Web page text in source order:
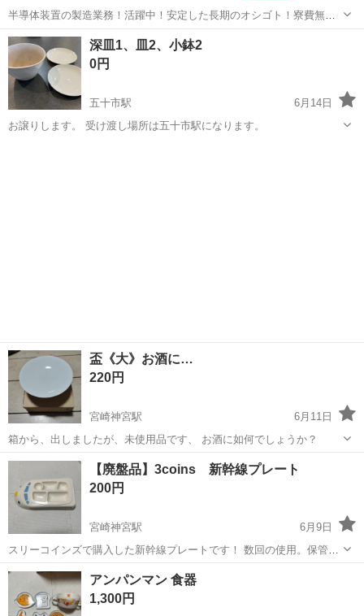
半導体装置の製造業務！活躍中！安定した長期のオシゴト！寮費無料
★赴任旅費会社負担◎20代～40代の男性活躍中★未経験活躍中！高時
給1,500円！《大分県中津市》 人気の工場のお仕事 ◇半導体装置内部
のシート製造◇ ＊クリー...
大分 中津市 東中津駅 その他
深皿1、皿2、小鉢2
0円
五十市駅
6月14日
お譲りします。 受け渡し場所は五十市駅になります。
盃《大》お酒に…
220円
宮崎神宮駅
6月11日
箱から、出しましたが、未使用品です、 お酒に如何でしょうか？
宮崎 宮崎市 宮崎神宮駅
【廃盤品】3coins 新幹線プレート
200円
宮崎神宮駅
6月9日
スリーコインズで購入した新幹線プレートです！ 数回の使用。保管時
の傷あり。 今は販売されていないんじゃないでしょうか？
宮崎 宮崎市 宮崎神宮駅 食器
アンパンマン 食器
1,300円